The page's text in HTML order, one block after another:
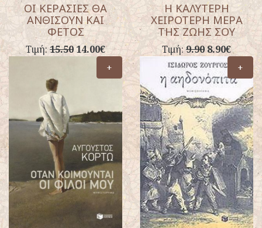
ΟΙ ΚΕΡΑΣΙΕΣ ΘΑ
ΑΝΘΙΣΟΥΝ ΚΑΙ
ΦΕΤΟΣ
Τιμή:15.50 14.00€
Η ΚΑΛΥΤΕΡΗ
ΧΕΙΡΟΤΕΡΗ ΜΕΡΑ
ΤΗΣ ΖΩΗΣ ΣΟΥ
Τιμή:9.90 8.90€
+
+